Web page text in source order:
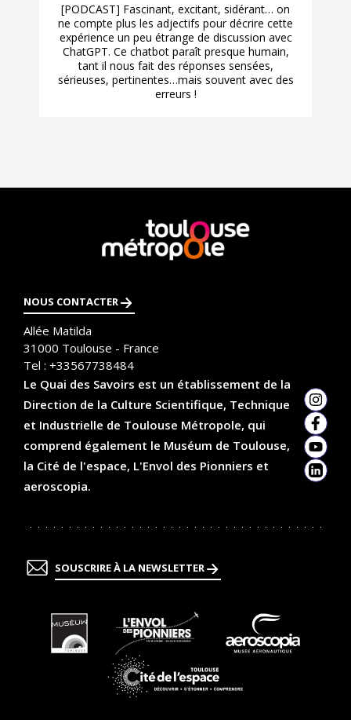
[PODCAST] Fascinant, excitant, sidérant… on
ne compte plus les adjectifs pour décrire cette
expérience un peu étrange de discussion avec
ChatGPT. Ce chatbot paraît presque humain,
tant il nous fait des réponses sensées,
sérieuses, pertinentes…mais souvent avec des
erreurs !
En
savoir
plus
NOUS CONTACTER
Allée Matilda
31000 Toulouse - France
Tel : +33567738484
Le Quai des Savoirs est un établissement de la
Direction de la Culture Scientifique, Technique
et Industrielle de Toulouse Métropole, qui
comprend également le Muséum de Toulouse,
la Cité de l'espace, L'Envol des Pionniers et
aeroscopia.
SOUSCRIRE À LA NEWSLETTER
En
savoir
plus